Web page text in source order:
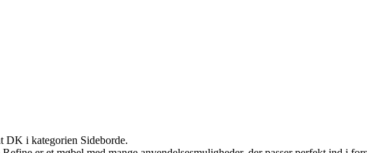
DK i kategorien Sideborde.